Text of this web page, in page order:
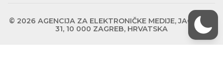
© 2026 AGENCIJA ZA ELEKTRONIČKE MEDIJE, JAGIĆEVA
31, 10 000 ZAGREB, HRVATSKA